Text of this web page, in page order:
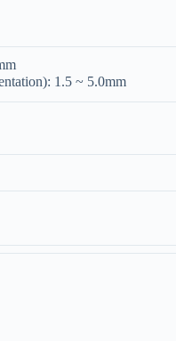
1.5 ~ 5.0mm